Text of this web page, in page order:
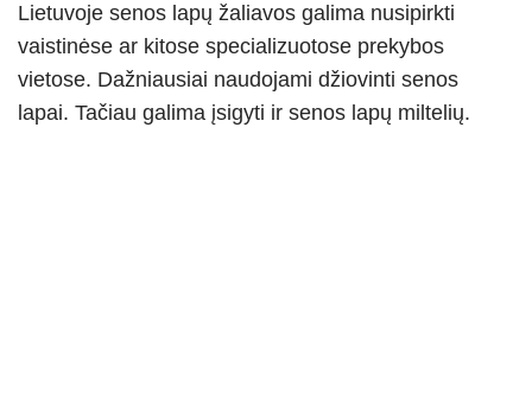
Lietuvoje senos lapų žaliavos galima nusipirkti
vaistinėse ar kitose specializuotose prekybos
vietose. Dažniausiai naudojami džiovinti senos
lapai. Tačiau galima įsigyti ir senos lapų miltelių.